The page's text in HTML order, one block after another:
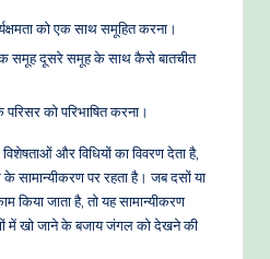
को एक साथ समूहित करना।
समूह दूसरे समूह के साथ कैसे बातचीत
को परिभाषित करना।
और विधियों का विवरण देता है,
सामान्यीकरण पर रहता है। जब दसों या
किया जाता है, तो यह सामान्यीकरण
में खो जाने के बजाय जंगल को देखने की